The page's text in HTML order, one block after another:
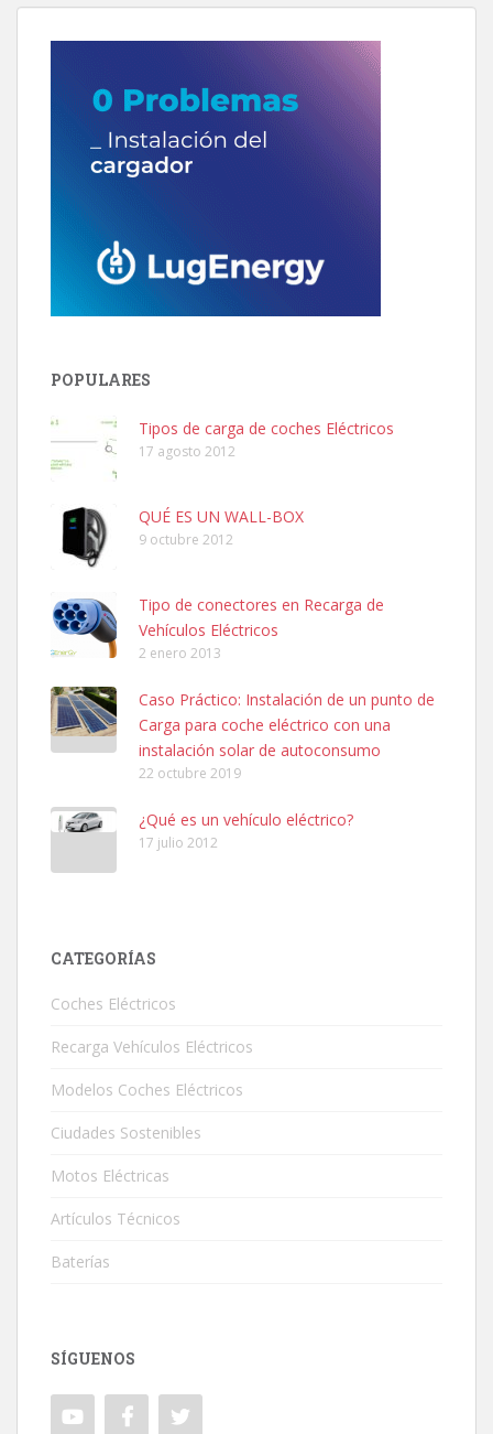
POPULARES
Tipos de carga de coches Eléctricos
17 agosto 2012
QUÉ ES UN WALL-BOX
9 octubre 2012
Tipo de conectores en Recarga de
Vehículos Eléctricos
2 enero 2013
Caso Práctico: Instalación de un punto de
Carga para coche eléctrico con una
instalación solar de autoconsumo
22 octubre 2019
¿Qué es un vehículo eléctrico?
17 julio 2012
CATEGORÍAS
Coches Eléctricos
Recarga Vehículos Eléctricos
Modelos Coches Eléctricos
Ciudades Sostenibles
Motos Eléctricas
Artículos Técnicos
Baterías
SÍGUENOS